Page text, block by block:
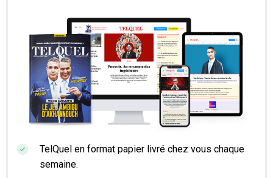
TelQuel en format papier livré chez vous chaque
semaine.